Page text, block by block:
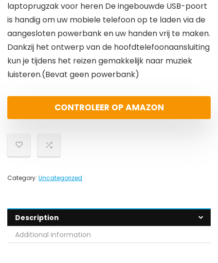
laptoprugzak voor heren De ingebouwde USB-poort
is handig om uw mobiele telefoon op te laden via de
aangesloten powerbank en uw handen vrij te maken.
Dankzij het ontwerp van de hoofdtelefoonaansluiting
kun je tijdens het reizen gemakkelijk naar muziek
luisteren.(Bevat geen powerbank)
CONTROLEER OP AMAZON
Category: Uncategorized
Description
Additional information